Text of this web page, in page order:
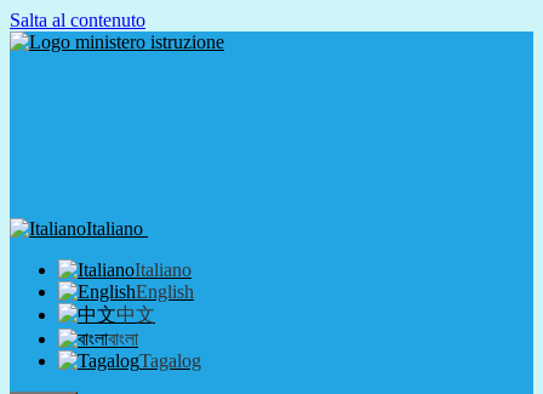
Salta al contenuto
Italiano
Italiano
English
中文
বাংলা
Tagalog